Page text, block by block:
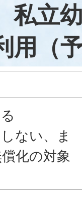
私立
用（
ない、ま
化の対象